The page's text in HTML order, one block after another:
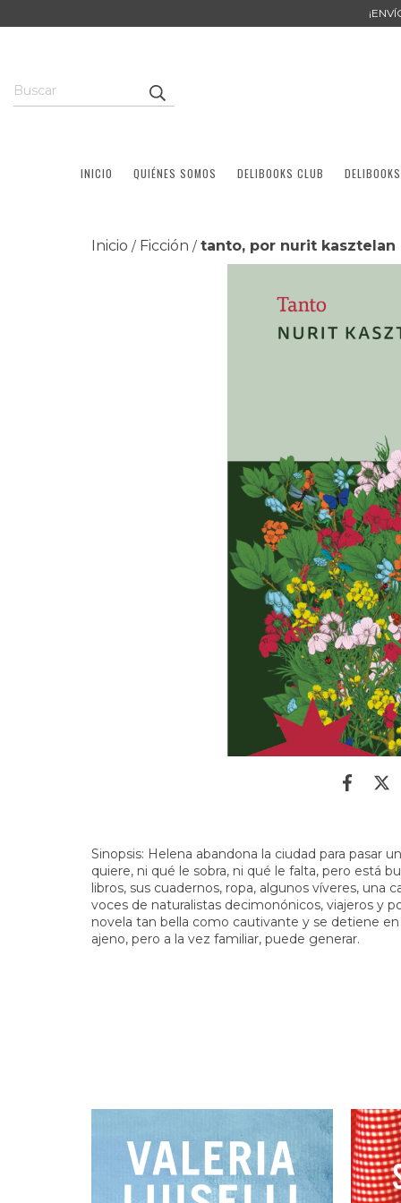
INICIO QUIÉNES SOMOS DELIBOOKS CLUB
Inicio / Ficción / tanto, por nurit kasztelan
Sinopsis: Helena abandona la ciudad para pasar
quiere, ni qué le sobra, ni qué le falta, pero está
libros, sus cuadernos, ropa, algunos víveres, una
voces de naturalistas decimonónicos, viajeros y
novela tan bella como cautivante y se detiene
ajeno, pero a la vez familiar, puede generar.